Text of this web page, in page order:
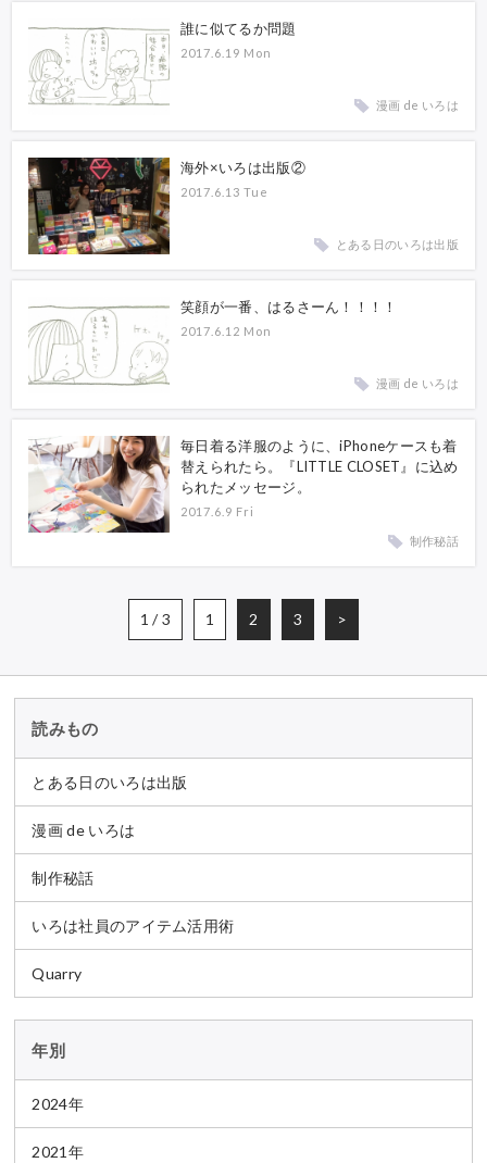
誰に似てるか問題
2017.6.19 Mon
漫画 de いろは
海外×いろは出版②
2017.6.13 Tue
とある日のいろは出版
笑顔が一番、はるさーん！！！！
2017.6.12 Mon
漫画 de いろは
毎日着る洋服のように、iPhoneケースも着
替えられたら。『LITTLE CLOSET』に込め
られたメッセージ。
2017.6.9 Fri
制作秘話
1 / 3 1 2 3 >
読みもの
とある日のいろは出版
漫画 de いろは
制作秘話
いろは社員のアイテム活用術
Quarry
年別
2024年
2021年